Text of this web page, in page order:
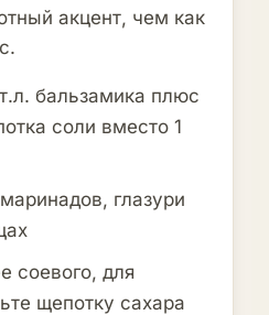
акцент, чем как
бальзамика плюс
соли вместо 1
глазури
соевого, для
щепотку сахара